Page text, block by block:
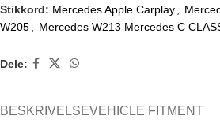
Stikkord: Mercedes Apple Carplay,
W205, Mercedes W213 Mercedes C
Dele:
BESKRIVELSEVEHICLE FITMENT